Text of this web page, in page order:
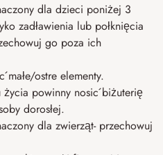
dla dzieci poniżej 3
zadławienia lub połknięcia
go poza ich
małe/ostre elementy.
powinny nosić biżuterię
dorosłej.
dla zwierząt- przechowuj